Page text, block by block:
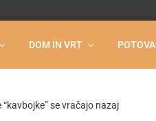
DOM IN VRT
se vračajo nazaj